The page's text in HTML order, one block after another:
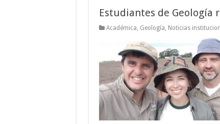
Estudiantes de Geología
Académica Geología Noticias